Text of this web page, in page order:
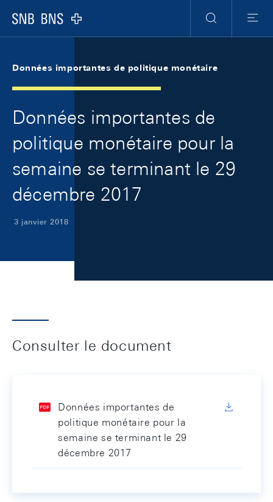
Logo
RechercheMenu
Données importantes de politique monétaire
Données importantes de
politique monétaire pour la
semaine se terminant le 29
décembre 2017
3 janvier 2018
Consulter le document
Données importantes de
politique monétaire pour la
semaine se terminant le 29
décembre 2017